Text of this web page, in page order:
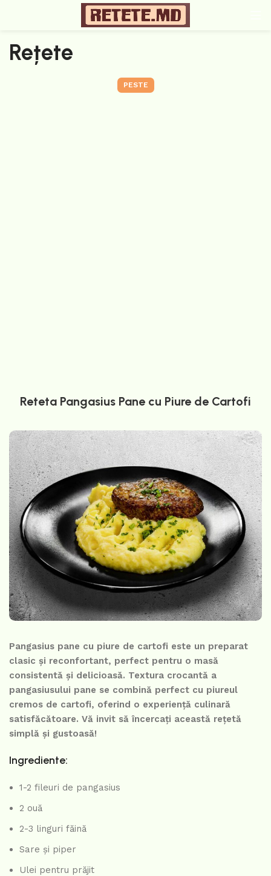
Rețete
PESTE
Reteta Pangasius Pane cu Piure de Cartofi
Pangasius pane cu piure de cartofi este un preparat
clasic și reconfortant, perfect pentru o masă
consistentă și delicioasă. Textura crocantă a
pangasiusului pane se combină perfect cu piureul
cremos de cartofi, oferind o experiență culinară
satisfăcătoare. Vă invit să încercați această rețetă
simplă și gustoasă!
Ingrediente:
1-2 fileuri de pangasius
2 ouă
2-3 linguri făină
Sare și piper
Ulei pentru prăjit